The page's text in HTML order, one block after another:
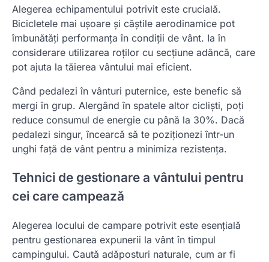
Alegerea echipamentului potrivit este crucială.
Bicicletele mai ușoare și căștile aerodinamice pot
îmbunătăți performanța în condiții de vânt. Ia în
considerare utilizarea roților cu secțiune adâncă, care
pot ajuta la tăierea vântului mai eficient.
Când pedalezi în vânturi puternice, este benefic să
mergi în grup. Alergând în spatele altor cicliști, poți
reduce consumul de energie cu până la 30%. Dacă
pedalezi singur, încearcă să te poziționezi într-un
unghi față de vânt pentru a minimiza rezistența.
Tehnici de gestionare a vântului pentru
cei care campează
Alegerea locului de campare potrivit este esențială
pentru gestionarea expunerii la vânt în timpul
campingului. Caută adăposturi naturale, cum ar fi